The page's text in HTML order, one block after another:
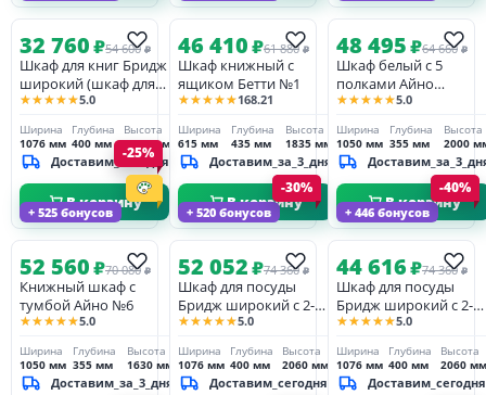
32 760₽54 600 ₽
Шкаф для книг Бридж
широкий (шкаф для
посуды 000) белый
★★★★★5.0
Ширина
1076 мм
Глубина
400 мм
Высота
2060 мм
Доставим_сегодня
В корзину
46 410₽61 880 ₽
Шкаф книжный с
ящиком Бетти №1
★★★★★168.21
Ширина
615 мм
Глубина
435 мм
Высота
1835 мм
Доставим_за_3_дня
В корзину
48 495₽64 660 ₽
Шкаф белый с 5
полками Айно
книжный №5
★★★★★5.0
Ширина
1050 мм
Глубина
355 мм
Высота
2000
В корзину
+ 525 бонусов
-25%
52 560₽70 080 ₽
Книжный шкаф с
тумбой Айно №6
★★★★★5.0
Ширина
1050 мм
Глубина
355 мм
Высота
1630 мм
Доставим_за_3_дня
+ 520 бонусов
-30%
52 052₽74 360 ₽
Шкаф для посуды
Бридж широкий с 2-
мя стеклянными
глухими дверями
браун/серый 7012
★★★★★5.0
Ширина
1076 мм
Глубина
400 мм
Высота
2060 мм
Доставим_сегодня
+ 446 бонусов
-40%
44 616₽74 360 ₽
Шкаф для посуды
Бридж широкий с 2-
мя стеклянными
глухими дверями
белый лак
★★★★★5.0
Ширина
1076 мм
Глубина
400 мм
Высота
2060 мм
Доставим_сегодня